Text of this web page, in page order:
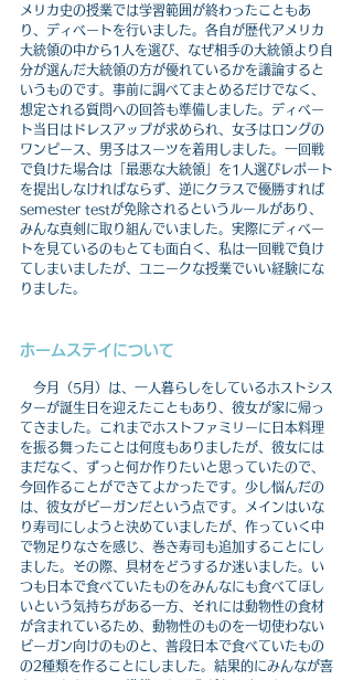
メリカ史の授業では学習範囲が終わったこともあ
り、ディベートを行いました。各自が歴代アメリカ
大統領の中から1人を選び、なぜ相手の大統領より自
分が選んだ大統領の方が優れているかを議論すると
いうものです。事前に調べてまとめるだけでなく、
想定される質問への回答も準備しました。ディベー
ト当日はドレスアップが求められ、女子はロングの
ワンピース、男子はスーツを着用しました。一回戦
で負けた場合は「最悪な大統領」を1人選びレポート
を提出しなければならず、逆にクラスで優勝すれば
semester testが免除されるというルールがあり、
みんな真剣に取り組んでいました。実際にディベー
トを見ているのもとても面白く、私は一回戦で負け
てしまいましたが、ユニークな授業でいい経験にな
りました。
ホームステイについて
今月（5月）は、一人暮らしをしているホストシス
ターが誕生日を迎えたこともあり、彼女が家に帰っ
てきました。これまでホストファミリーに日本料理
を振る舞ったことは何度もありましたが、彼女には
まだなく、ずっと何か作りたいと思っていたので、
今回作ることができてよかったです。少し悩んだの
は、彼女がビーガンだという点です。メインはいな
り寿司にしようと決めていましたが、作っていく中
で物足りなさを感じ、巻き寿司も追加することにし
ました。その際、具材をどうするか迷いました。い
つも日本で食べていたものをみんなにも食べてほし
いという気持ちがある一方、それには動物性の食材
が含まれているため、動物性のものを一切使わない
ビーガン向けのものと、普段日本で食べていたもの
の2種類を作ることにしました。結果的にみんなが喜